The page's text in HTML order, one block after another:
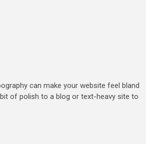
can make your website feel bland
of polish to a blog or text-heavy site to